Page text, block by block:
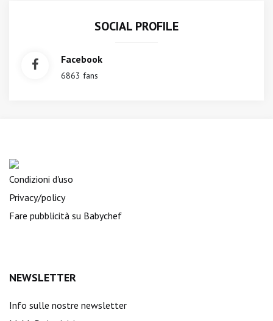
SOCIAL PROFILE
Facebook
6863 fans
Condizioni d'uso
Privacy/policy
Fare pubblicità su Babychef
NEWSLETTER
Info sulle nostre newsletter